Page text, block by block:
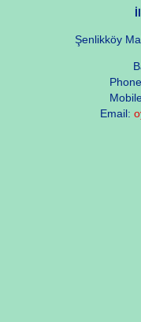
Şenlikköy
Email: